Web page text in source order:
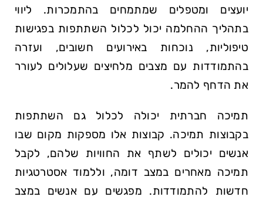
יועצים ומטפלים שמתמחים בהתמכרות. ליווי
בתהליך ההחלמה יכול לכלול השתתפות בפגישות
טיפוליות, נוכחות באירועים חשובים, ועזרה
בהתמודדות עם מצבים מלחיצים שעלולים לעורר
את הדחף להמר.
תמיכה חברתית יכולה לכלול גם השתתפות
בקבוצות תמיכה. קבוצות אלו מספקות מקום שבו
אנשים יכולים לשתף את החוויות שלהם, לקבל
תמיכה מאחרים במצב דומה, וללמוד אסטרטגיות
חדשות להתמודדות. מפגשים עם אנשים במצב